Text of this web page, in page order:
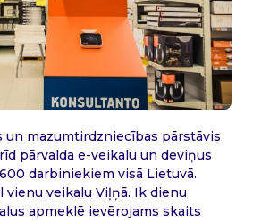
un mazumtirdzniecības pārstāvis
pārvalda e-veikalu un deviņus
darbiniekiem visā Lietuvā.
vienu veikalu Viļņā. Ik dienu
apmeklē ievērojams skaits